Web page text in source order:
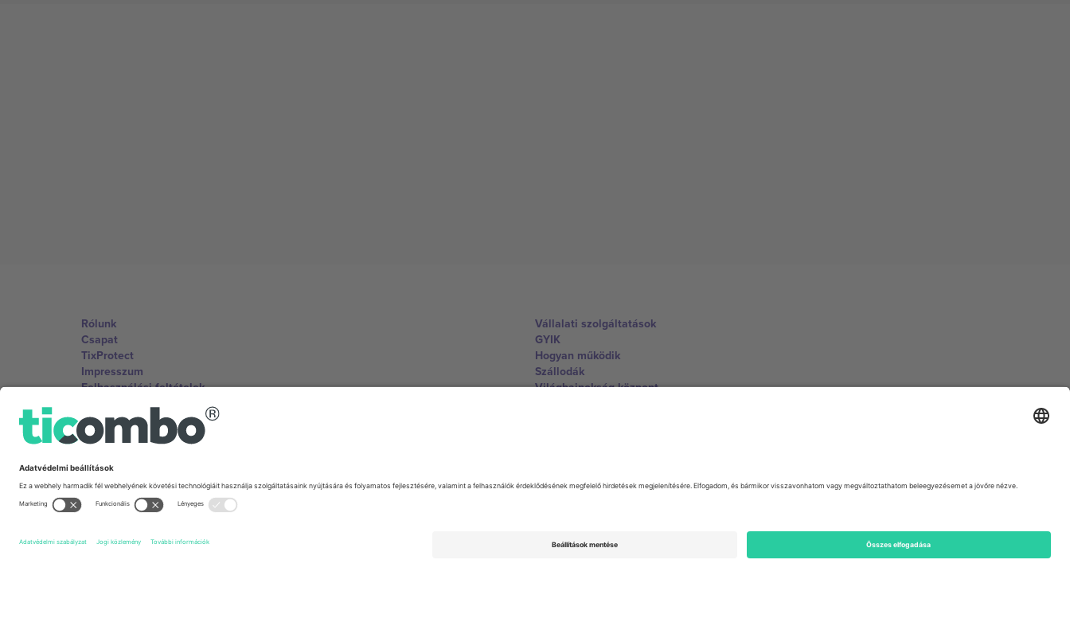
Rólunk
Csapat
TixProtect
Impresszum
Felhasználási feltételek
Partnerprogram
Vállalati szolgáltatások
GYIK
Hogyan működik
Szállodák
Világbajnokság központ